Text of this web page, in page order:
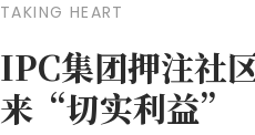
TAKING HEART
IPC集团押注社
来“切实利益”